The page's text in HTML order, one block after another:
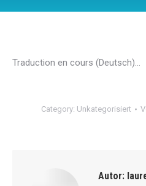
Traduction en cours (Deutsch)…
Category: Unkategorisiert
Autor: